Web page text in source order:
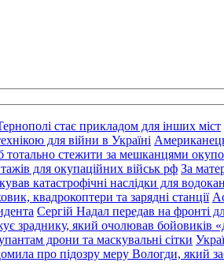
стає прикладом для інших міст
для війни в Україні
стежити за мешканцями
для окупаційних військ рф За
катастрофічні наслідки для
квадрокоптери та зарядні станції
Сергій Надал передав на фронті
зраднику, який очолював бойовиків
дрони та маскувальні сітки
про підозру меру Вологди, який